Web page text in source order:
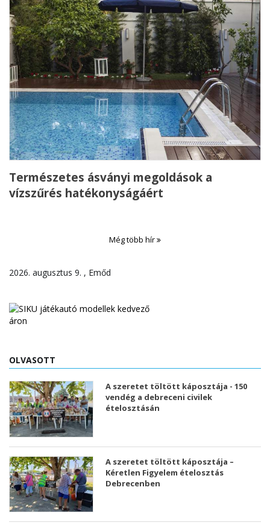
Természetes ásványi megoldások a
vízszűrés hatékonyságáért
Még több hír
2026. augusztus 9. , Emőd
OLVASOTT
A szeretet töltött káposztája - 150
vendég a debreceni civilek
ételosztásán
A szeretet töltött káposztája –
Kéretlen Figyelem ételosztás
Debrecenben